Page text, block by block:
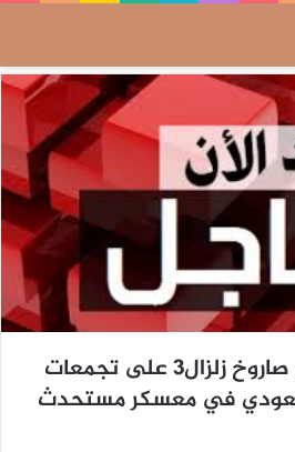
عاجل جيزان: إطلاق صاروخ زلزال3 على تجمعات
في معسكر مستحدث